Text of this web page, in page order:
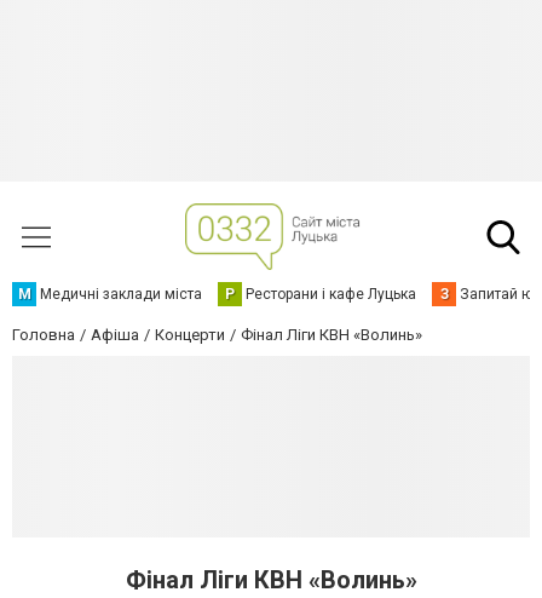
М Медичні заклади міста Р Ресторани і кафе Луцька З Запитай
Головна Афіша Концерти Фінал Ліги КВН «Волинь»
Фінал Ліги КВН «Волинь»